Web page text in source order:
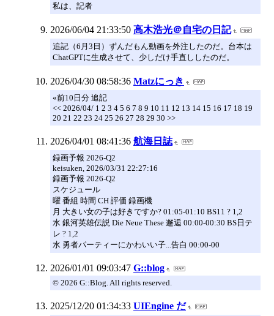
私は、記者
2026/06/04 21:33:50 高木浩光＠自宅の日記
追記（6月3日）ずんだもん動画を外注したのだ。台本は
ChatGPTに生成させて、少しだけ手直ししたのだ。
2026/04/30 08:58:36 Matzにっき
«前10日分 追記
<< 2026/04/ 1 2 3 4 5 6 7 8 9 10 11 12 13 14 15 16 17 18 19
20 21 22 23 24 25 26 27 28 29 30 >>
2026/04/01 08:41:36 航海日誌
録画予報 2026-Q2
keisuken, 2026/03/31 22:27:16
録画予報 2026-Q2
スケジュール
曜 番組 時間 CH 評価 録画機
月 大きい女の子は好きですか? 01:05-01:10 BS11 ? 1,2
水 銀河英雄伝説 Die Neue These 邂逅 00:00-00:30 BS日テ
レ ? 1,2
水 勇者パーティーにかわいい子...告白 00:00-00
2026/01/01 09:03:47 G::blog
© 2026 G::Blog. All rights reserved.
2025/12/20 01:34:33 UIEngine だ